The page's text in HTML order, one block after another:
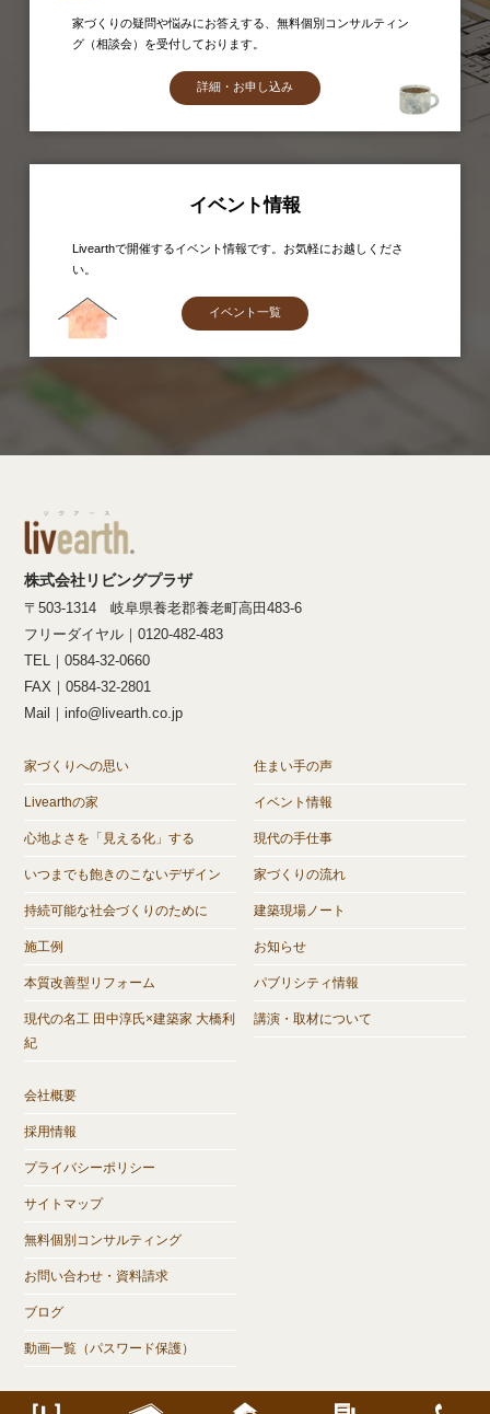
家づくりの疑問や悩みにお答えする、無料個別コンサルティン
グ（相談会）を受付しております。
詳細・お申し込み
イベント情報
Livearthで開催するイベント情報です。お気軽にお越しくださ
い。
イベント一覧
株式会社リビングプラザ
〒503-1314 岐阜県養老郡養老町高田483-6
フリーダイヤル｜0120-482-483
TEL｜0584-32-0660
FAX｜0584-32-2801
Mail｜info@livearth.co.jp
家づくりへの思い
Livearthの家
心地よさを「見える化」する
いつまでも飽きのこないデザイン
持続可能な社会づくりのために
施工例
本質改善型リフォーム
現代の名工 田中淳氏×建築家 大橋利
紀
住まい手の声
イベント情報
現代の手仕事
家づくりの流れ
建築現場ノート
お知らせ
パブリシティ情報
講演・取材について
会社概要
採用情報
プライバシーポリシー
サイトマップ
無料個別コンサルティング
お問い合わせ・資料請求
ブログ
動画一覧（パスワード保護）